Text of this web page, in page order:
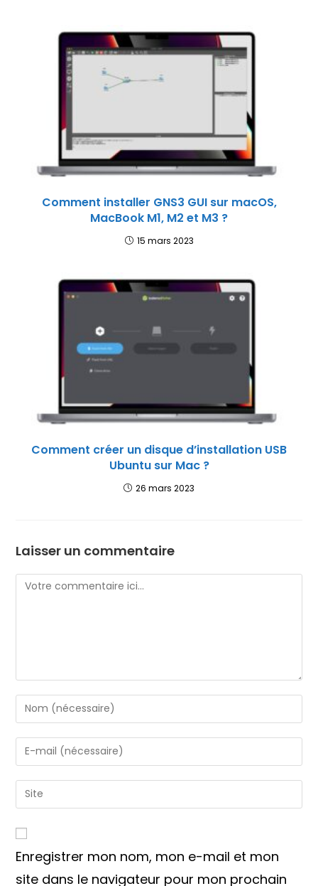
Comment installer GNS3 GUI sur macOS,
MacBook M1, M2 et M3 ?
15 mars 2023
Comment créer un disque d’installation USB
Ubuntu sur Mac ?
26 mars 2023
Laisser un commentaire
Comment
Enter
your
name
or
to
comment
Enter
your
email
address
Saisir
l’URL
votre
site
(facultatif)
Enregistrer mon nom, mon e-mail et mon
site dans le navigateur pour mon prochain